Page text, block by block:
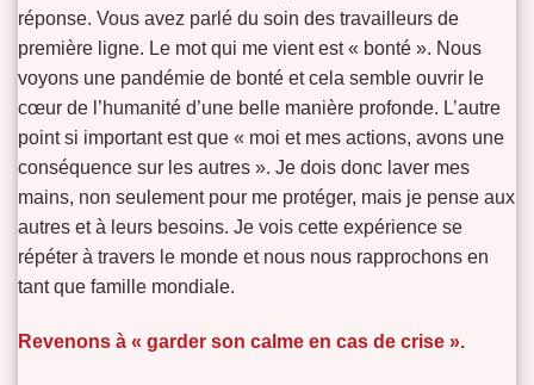
réponse. Vous avez parlé du soin des travailleurs de
première ligne. Le mot qui me vient est « bonté ». Nous
voyons une pandémie de bonté et cela semble ouvrir le
cœur de l’humanité d’une belle manière profonde. L’autre
point si important est que « moi et mes actions, avons une
conséquence sur les autres ». Je dois donc laver mes
mains, non seulement pour me protéger, mais je pense aux
autres et à leurs besoins. Je vois cette expérience se
répéter à travers le monde et nous nous rapprochons en
tant que famille mondiale.
Revenons à « garder son calme en cas de crise ».